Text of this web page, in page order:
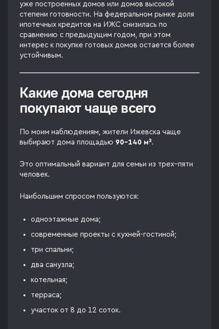
уже построенных домов или домов высокой
степени готовности. На федеральном рынке доля
ипотечных кредитов на ИЖС снизилась по
сравнению с предыдущим годом, при этом
интерес к покупке готовых домов остается более
устойчивым.
Какие дома сегодня
покупают чаще всего
По моим наблюдениям, жители Ижевска чаще
выбирают дома площадью 90–140 м².
Это оптимальный вариант для семьи из трех–пяти
человек.
Наибольшим спросом пользуются:
одноэтажные дома;
современные проекты с кухней-гостиной;
три спальни;
два санузла;
котельная;
терраса;
участок от 8 до 12 соток.